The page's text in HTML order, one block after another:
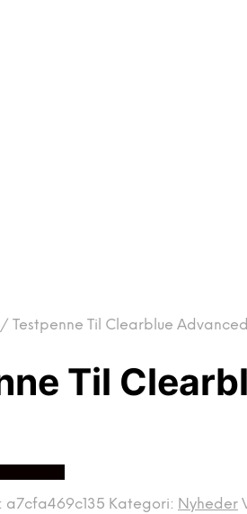
/ Testpenne Til Clearblue
Til
a7cfa469c135 Kategori: Nyheder